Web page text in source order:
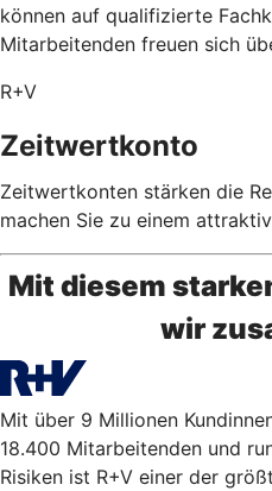
können auf qualifizierte
Mitarbeitenden freuen sich
R+V
Zeitwertkonto
Zeitwertkonten stärken die
machen Sie zu einem
Mit diesem
wir
Mit über 9 Millionen
18.400 Mitarbeitenden und
Risiken ist R+V einer der